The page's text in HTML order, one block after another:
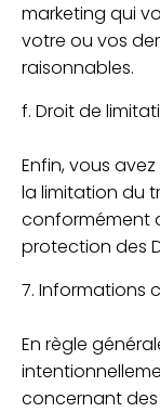
marketing qui
votre ou vos
raisonnables.
f. Droit de
Enfin, vous avez
la limitation du
conformément
protection des
7. Informations
En règle
concernant des